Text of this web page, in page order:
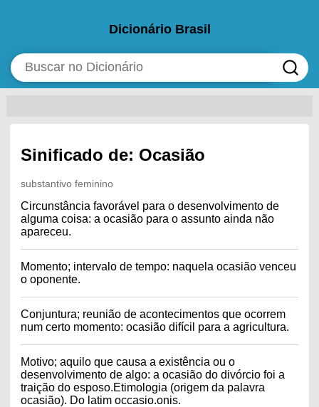
Dicionário Brasil
Sinificado de: Ocasião
substantivo feminino
Circunstância favorável para o desenvolvimento de
alguma coisa: a ocasião para o assunto ainda não
apareceu.
Momento; intervalo de tempo: naquela ocasião venceu
o oponente.
Conjuntura; reunião de acontecimentos que ocorrem
num certo momento: ocasião difícil para a agricultura.
Motivo; aquilo que causa a existência ou o
desenvolvimento de algo: a ocasião do divórcio foi a
traição do esposo.Etimologia (origem da palavra
ocasião). Do latim occasio.onis.